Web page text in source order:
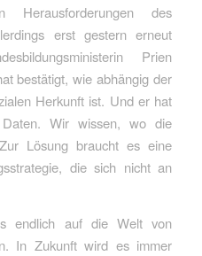
Herausforderungen des
erst gestern erneut
Prien
bestätigt, wie abhängig der
Herkunft ist. Und er hat
Wir wissen, wo die
Lösung braucht es eine
die sich nicht an
endlich auf die Welt von
In Zukunft wird es immer